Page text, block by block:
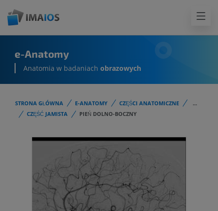
e-Anatomy
Anatomia w badaniach obrazowych
STRONA GŁÓWNA E-ANATOMY CZĘŚCI ANATOMICZNE
...
CZĘŚĆ JAMISTA
PIEŃ DOLNO-BOCZNY